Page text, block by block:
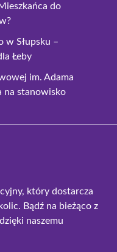
do
w Słupsku –
Łeby
im. Adama
na stanowisko
który dostarcza
Bądź na bieżąco z
naszemu